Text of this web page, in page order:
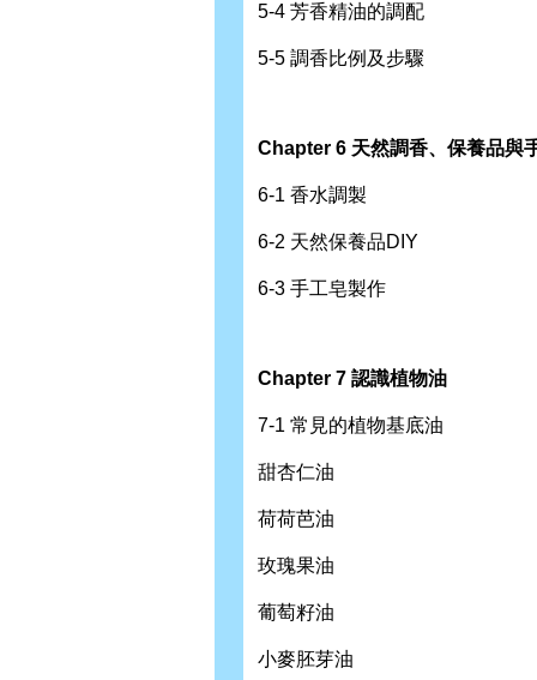
5-4 芳香精油的調配
5-5 調香比例及步驟
Chapter 6 天然調香、保養品與
6-1 香水調製
6-2 天然保養品DIY
6-3 手工皂製作
Chapter 7 認識植物油
7-1 常見的植物基底油
甜杏仁油
荷荷芭油
玫瑰果油
葡萄籽油
小麥胚芽油